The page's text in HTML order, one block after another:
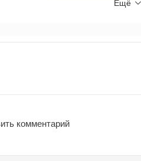
Ещё
комментарий